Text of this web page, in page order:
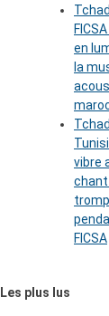
en
la
vibre
chant
FICSA
Les plus lus